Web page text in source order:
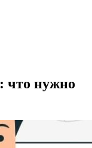
что нужно